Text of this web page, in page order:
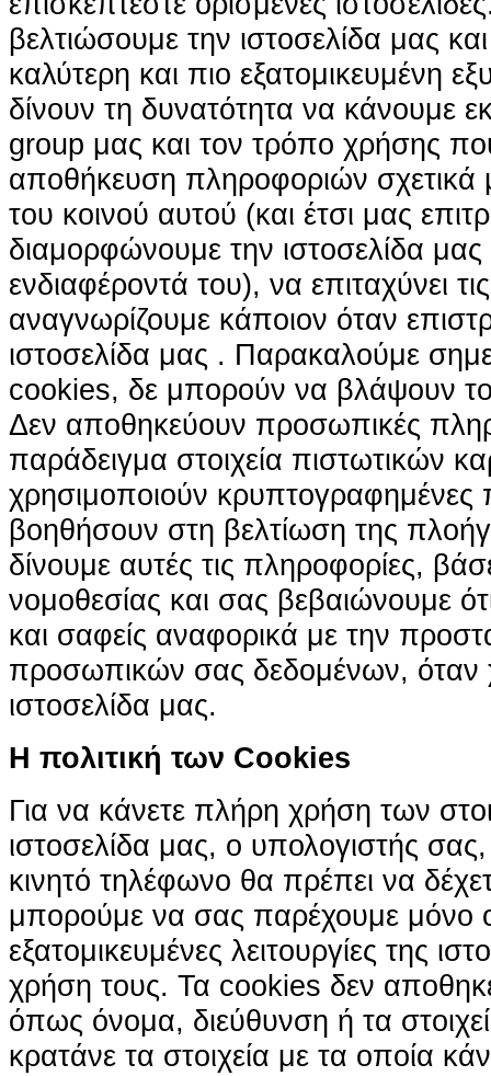
βελτιώσουμε την ιστοσελίδα μας
καλύτερη και πιο εξατομικευμένη
δίνουν τη δυνατότητα να κάνουμε
group μας και τον τρόπο χρήσης
αποθήκευση πληροφοριών σχετικά
του κοινού αυτού (και έτσι μας
διαμορφώνουμε την ιστοσελίδα
ενδιαφέροντά του), να επιταχύνει
αναγνωρίζουμε κάποιον όταν
ιστοσελίδα μας . Παρακαλούμε
cookies, δε μπορούν να βλάψουν
Δεν αποθηκεύουν προσωπικές
παράδειγμα στοιχεία πιστωτικών
χρησιμοποιούν κρυπτογραφημένες
βοηθήσουν στη βελτίωση της
δίνουμε αυτές τις πληροφορίες,
νομοθεσίας και σας βεβαιώνουμε ότι
και σαφείς αναφορικά με την
προσωπικών σας δεδομένων, όταν
ιστοσελίδα μας.
H πολιτική των Cookies
Για να κάνετε πλήρη χρήση των
ιστοσελίδα μας, ο υπολογιστής
κινητό τηλέφωνο θα πρέπει να
μπορούμε να σας παρέχουμε μόνο
εξατομικευμένες λειτουργίες της
χρήση τους. Τα cookies δεν
όπως όνομα, διεύθυνση ή τα
κρατάνε τα στοιχεία με τα οποία